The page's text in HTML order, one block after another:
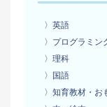
〉英語
〉プログラミン
〉理科
〉国語
〉知育教材・お